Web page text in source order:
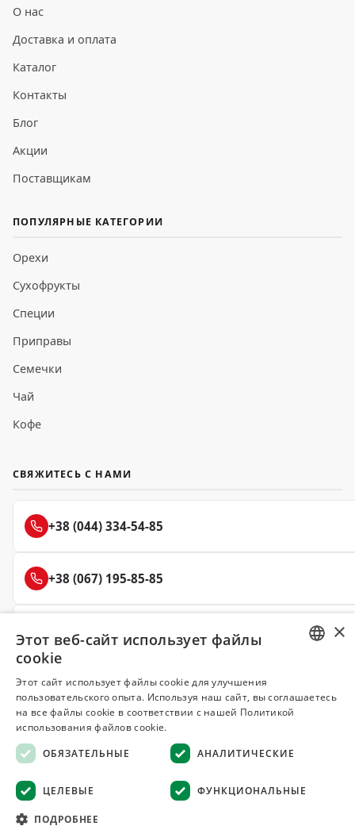
О нас
Доставка и оплата
Каталог
Контакты
Блог
Акции
Поставщикам
ПОПУЛЯРНЫЕ КАТЕГОРИИ
Орехи
Сухофрукты
Специи
Приправы
Семечки
Чай
Кофе
СВЯЖИТЕСЬ С НАМИ
+38 (044) 334-54-85
+38 (067) 195-85-85
+38 (050) 145-85-45
Делюкс
СПЕЦИИ И ПРЯНОСТИ
© 2008–2026 Магазин специй и пряностей Делюкс, Киев
Все материалы на сайте защищены авторским правом
Оферта
UKRAINIAN
×
Этот веб-сайт использует файлы
cookie
Этот сайт использует файлы cookie для улучшения
пользовательского опыта. Используя наш сайт, вы соглашаетесь
на все файлы cookie в соответствии с нашей Политикой
использования файлов cookie.
ОБЯЗАТЕЛЬНЫЕ
АНАЛИТИЧЕСКИЕ
ЦЕЛЕВЫЕ ФУНКЦИОНАЛЬНЫЕ
ПОДРОБНЕЕ